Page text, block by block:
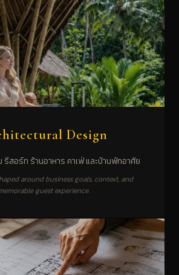
Design
รีสอร์ท ร้านอาหาร คาเฟ่ และบ้านพักอาศัย
around business goals, context, and
guest experience.